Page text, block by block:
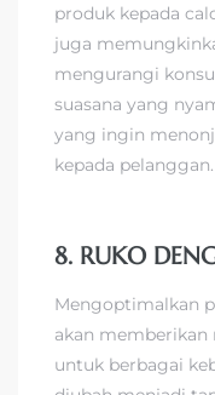
produk kepada
juga
mengurangi
suasana yang
yang ingin
kepada pelanggan.
8. RUKO
Mengoptimalkan
akan
untuk berbagai